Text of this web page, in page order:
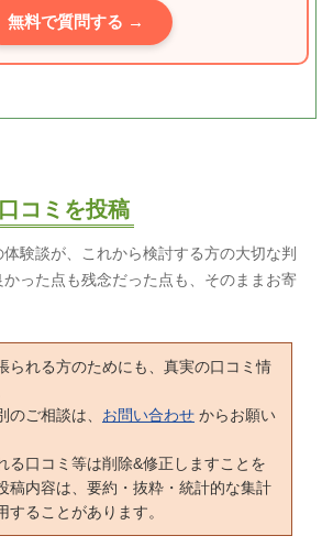
無料で質問する →
コミを投稿
験談が、これから検討する方の大切な判
った点も残念だった点も、そのままお寄
られる方のためにも、真実の口コミ情
のご相談は、 お問い合わせ からお願い
る口コミ等は削除&修正しますことを
稿内容は、要約・抜粋・統計的な集計
することがあります。